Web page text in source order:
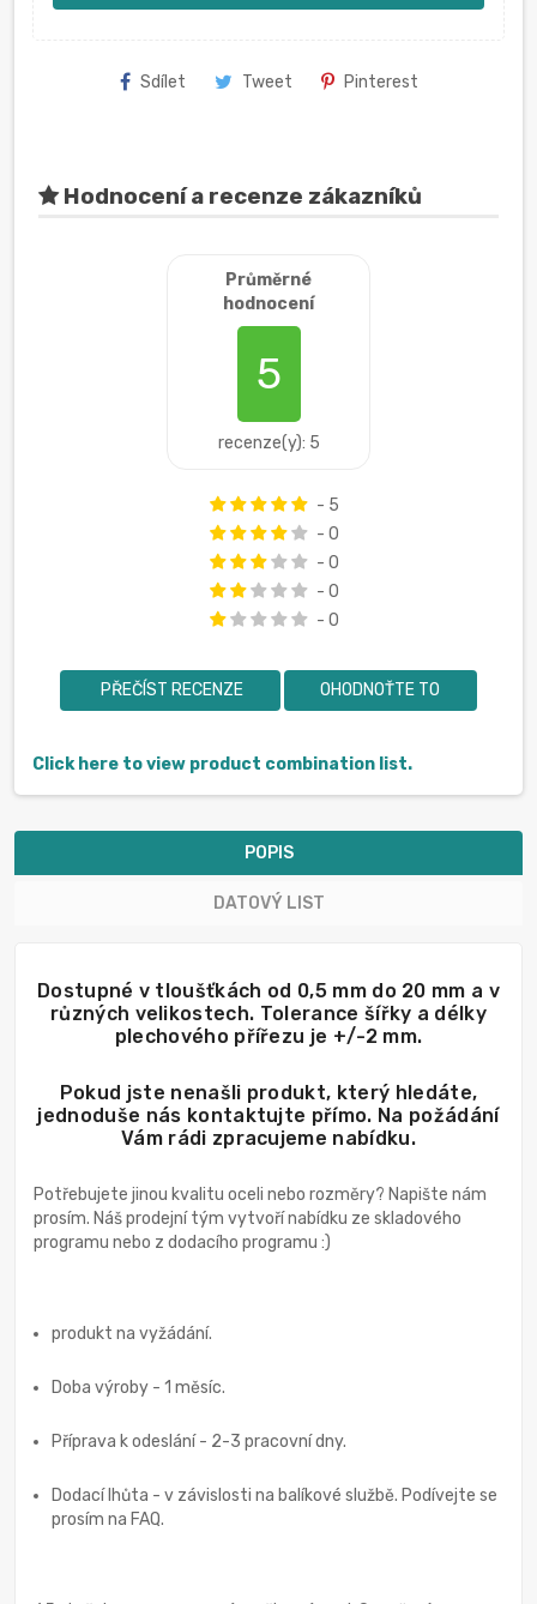
Sdílet Tweet Pinterest
Hodnocení a recenze zákazníků
Průměrné
hodnocení
5
recenze(y): 5
- 5
- 0
- 0
- 0
- 0
PŘEČÍST RECENZE OHODNOŤTE TO
Click here to view product combination list.
POPIS
DATOVÝ LIST
Dostupné v tloušťkách od 0,5 mm do 20 mm a v
různých velikostech. Tolerance šířky a délky
plechového přířezu je +/-2 mm.
Pokud jste nenašli produkt, který hledáte,
jednoduše nás kontaktujte přímo. Na požádání
Vám rádi zpracujeme nabídku.
Potřebujete jinou kvalitu oceli nebo rozměry? Napište nám
prosím. Náš prodejní tým vytvoří nabídku ze skladového
programu nebo z dodacího programu :)
produkt na vyžádání.
Doba výroby - 1 měsíc.
Příprava k odeslání - 2-3 pracovní dny.
Dodací lhůta - v závislosti na balíkové službě. Podívejte se
prosím na FAQ.